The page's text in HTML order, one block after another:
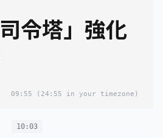
令塔」強化
09:55 (24:55 in your timezone)
10:03